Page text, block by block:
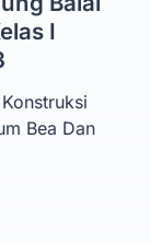
I
Bea Dan